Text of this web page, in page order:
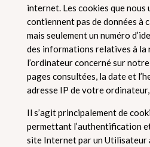
internet. Les cookies que nous
contiennent pas de données à
mais seulement un numéro
des informations relatives à la
l’ordinateur concerné sur
pages consultées, la date et
adresse IP de votre
Il s’agit principalement de
permettant l’authentification
site Internet par un Utilisateur